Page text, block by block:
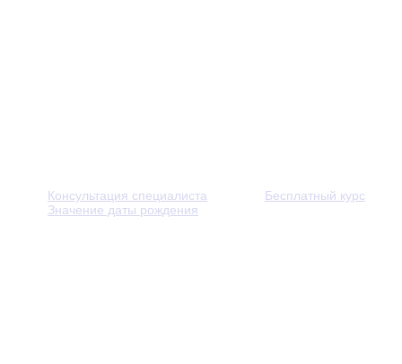
Консультация специалиста
Бесплатный курс
Значение даты рождения